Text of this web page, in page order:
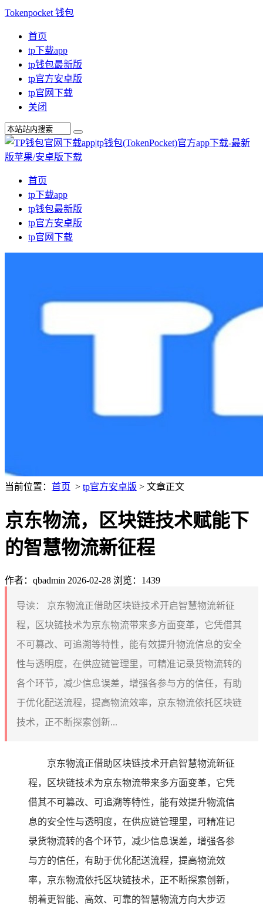
Tokenpocket 钱包
首页
tp下载app
tp钱包最新版
tp官方安卓版
tp官网下载
关闭
首页
tp下载app
tp钱包最新版
tp官方安卓版
tp官网下载
当前位置： 首页 > tp官方安卓版 > 文章正文
京东物流，区块链技术赋能下
的智慧物流新征程
作者：qbadmin 2026-02-28 浏览：1439
导读：
京东物流正借助区块链技术开启智慧物流新征
程，区块链技术为京东物流带来多方面变革，它凭借其
不可篡改、可追溯等特性，能有效提升物流信息的安全
性与透明度，在供应链管理里，可精准记录货物流转的
各个环节，减少信息误差，增强各参与方的信任，有助
于优化配送流程，提高物流效率，京东物流依托区块链
技术，正不断探索创新...
京东物流正借助区块链技术开启智慧物流新征
程，区块链技术为京东物流带来多方面变革，它凭
借其不可篡改、可追溯等特性，能有效提升物流信
息的安全性与透明度，在供应链管理里，可精准记
录货物流转的各个环节，减少信息误差，增强各参
与方的信任，有助于优化配送流程，提高物流效
率，京东物流依托区块链技术，正不断探索创新，
朝着更智能、高效、可靠的智慧物流方向大步迈